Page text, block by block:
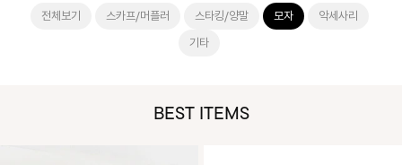
전체보기 스카프/머플러 스타킹/양말 모자 악세사리
기타
BEST ITEMS